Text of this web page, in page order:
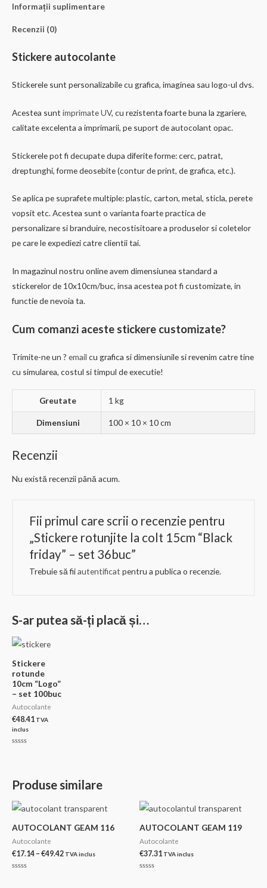
-Informații suplimentare
Recenzii (0)
Stickere autocolante
Stickerele sunt personalizabile cu grafica, imaginea sau logo-ul dvs.
Acestea sunt imprimate UV, cu rezistenta foarte buna la zgariere,
calitate excelenta a imprimarii, pe suport de autocolant opac.
Stickerele pot fi decupate dupa diferite forme: cerc, patrat,
dreptunghi, forme deosebite (contur de print, de grafica, etc.).
Se aplica pe suprafete multiple: plastic, carton, metal, sticla, perete
vopsit etc. Acestea sunt o varianta foarte practica de
personalizare si branduire, necostisitoare a produselor si coletelor
pe care le expediezi catre clientii tai.
In magazinul nostru online avem dimensiunea standard a
stickerelor de 10x10cm/buc, insa acestea pot fi customizate, in
functie de nevoia ta.
Cum comanzi aceste stickere customizate?
Trimite-ne un ? email cu grafica si dimensiunile si revenim catre tine
cu simularea, costul si timpul de executie!
Greutate 1 kg
Dimensiuni 100 × 10 × 10 cm
Recenzii
Nu există recenzii până acum.
Fii primul care scrii o recenzie pentru
„Stickere rotunjite la colt 15cm “Black
friday” – set 36buc”
Trebuie să fiiautentificat pentru a publica o recenzie.
S-ar putea să-ți placă și…
Stickere
rotunde
10cm “Logo”
– set 100buc
Autocolante
€48.41 TVA
inclus
Produse similare
AUTOCOLANT GEAM 116
Autocolante
€17.14 – €49.42Interval
TVA inclus
AUTOCOLANT GEAM 119
Autocolante
€37.31 TVA inclus